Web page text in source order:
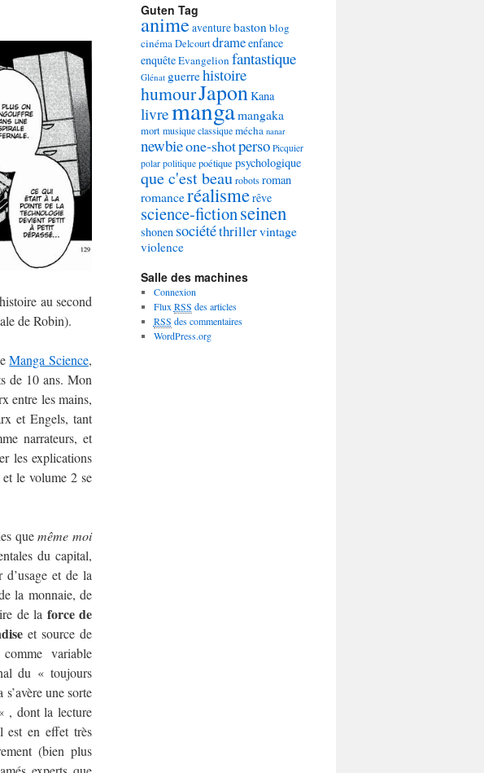
au second
de Robin).
Manga Science,
de 10 ans. Mon
entre les mains,
et Engels, tant
narrateurs, et
les explications
le volume 2 se
quemême moi
du capital,
et de la
la monnaie, de
de la force de
et source de
variable
du « toujours
une sorte
, dont la lecture
est en effet très
(bien plus
Guten Tag
animeaventurebaston blog
cinémaDelcourtdrameenfance
enquêteEvangelion fantastique
Glénat guerrehistoire
humourJapon Kana
livremangamangaka
mortmusique classiquemécha nanar
newbieone-shotperso Picquier
polar politique poétique psychologique
que c'est beaurobotsroman
romanceréalismerêve
science-fictionseinen
shonen sociététhrillervintage
violence
Salle des machines
Connexion
Flux RSS des articles
RSS des commentaires
WordPress.org